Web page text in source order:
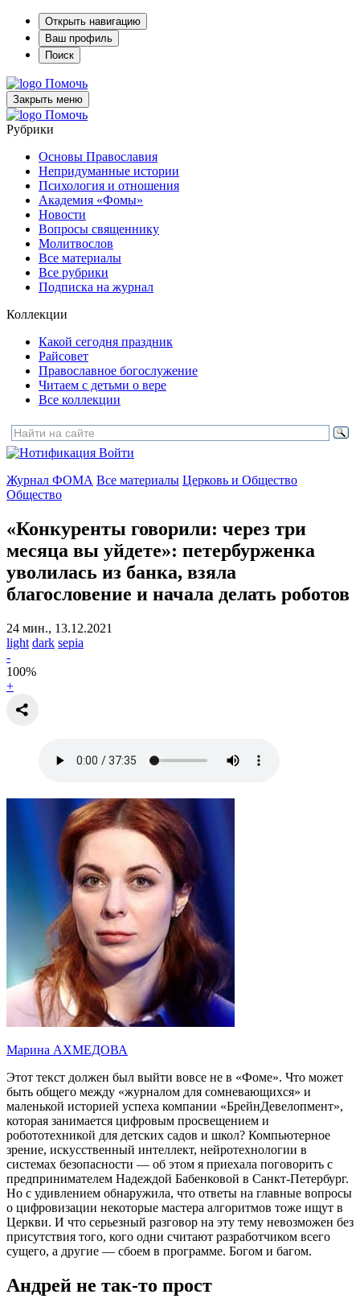
Открыть навигацию
Ваш профиль
Поиск
Помочь
Закрыть меню
Помочь
Рубрики
Основы Православия
Непридуманные истории
Психология и отношения
Академия «Фомы»
Новости
Вопросы священнику
Молитвослов
Все материалы
Все рубрики
Подписка на журнал
Коллекции
Какой сегодня праздник
Райсовет
Православное богослужение
Читаем с детьми о вере
Все коллекции
Войти
Журнал ФОМА Все материалы Церковь и Общество
Общество
«Конкуренты говорили: через три
месяца вы уйдете»: петербурженка
уволилась из банка, взяла
благословение и начала делать роботов
24 мин., 13.12.2021
light dark sepia
-
100%
+
Марина АХМЕДОВА
Этот текст должен был выйти вовсе не в «Фоме». Что может
быть общего между «журналом для сомневающихся» и
маленькой историей успеха компании «БрейнДевелопмент»,
которая занимается цифровым просвещением и
робототехникой для детских садов и школ? Компьютерное
зрение, искусственный интеллект, нейротехнологии в
системах безопасности — об этом я приехала поговорить с
предпринимателем Надеждой Бабенковой в Санкт-Петербург.
Но с удивлением обнаружила, что ответы на главные вопросы
о цифровизации некоторые мастера алгоритмов тоже ищут в
Церкви. И что серьезный разговор на эту тему невозможен без
присутствия того, кого одни считают разработчиком всего
сущего, а другие — сбоем в программе. Богом и багом.
Андрей не так-то прост